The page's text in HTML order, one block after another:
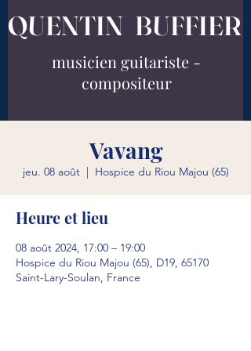
QUENTIN BUFFIER
musicien guitariste -
compositeur
Vavang
jeu. 08 août
  |
Hospice du Riou Majou (65)
Heure et lieu
08 août 2024, 17:00 – 19:00
Hospice du Riou Majou (65), D19, 65170
Saint-Lary-Soulan, France